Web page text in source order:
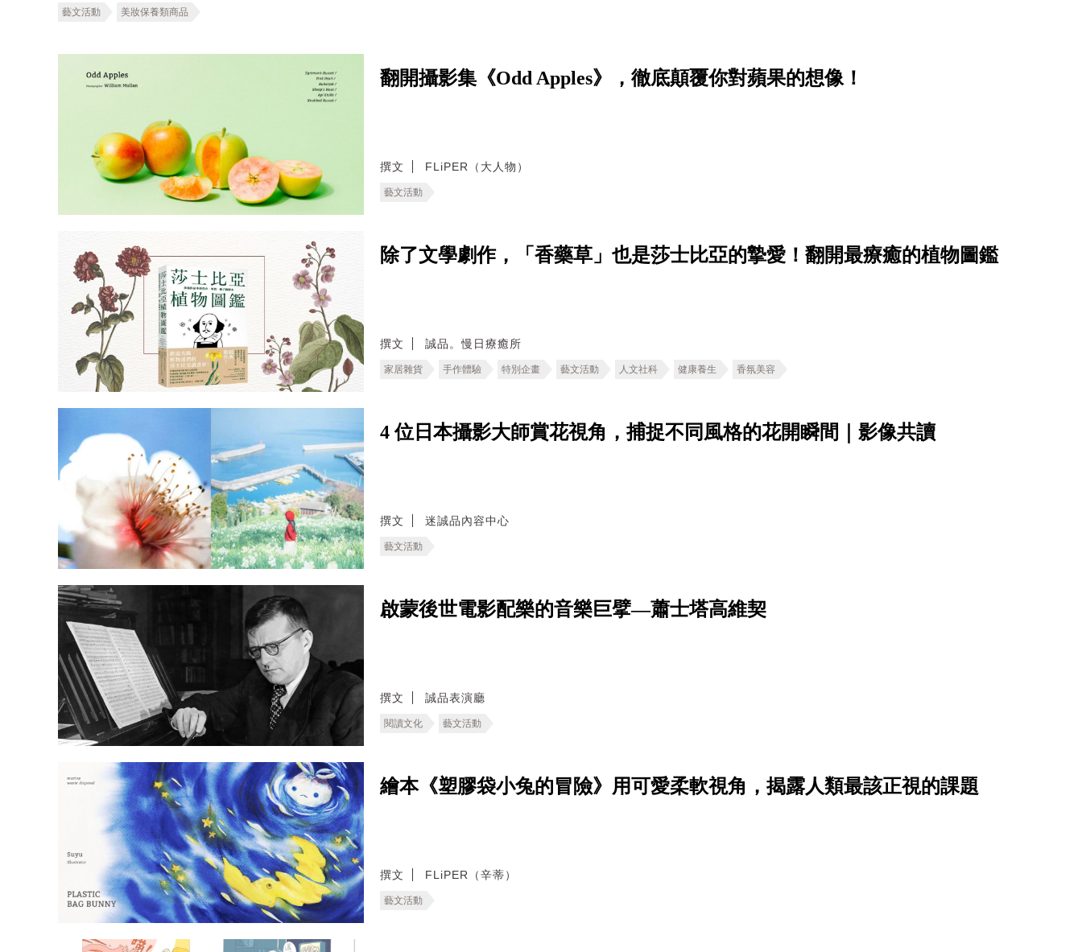
藝文活動 美妝保養類商品
翻開攝影集《Odd Apples》，徹底顛覆你對蘋果的想像！
撰文 FLiPER（大人物）
藝文活動
除了文學劇作，「香藥草」也是莎士比亞的摯愛！翻開最療癒的植物圖鑑
撰文 誠品。慢日療癒所
家居雜貨 手作體驗 特別企畫 藝文活動 人文社科 健康養生 香氛美容
4 位日本攝影大師賞花視角，捕捉不同風格的花開瞬間｜影像共讀
撰文 迷誠品內容中心
藝文活動
啟蒙後世電影配樂的音樂巨擘—蕭士塔高維契
撰文 誠品表演廳
閱讀文化 藝文活動
繪本《塑膠袋小兔的冒險》用可愛柔軟視角，揭露人類最該正視的課題
撰文 FLiPER（辛蒂）
藝文活動